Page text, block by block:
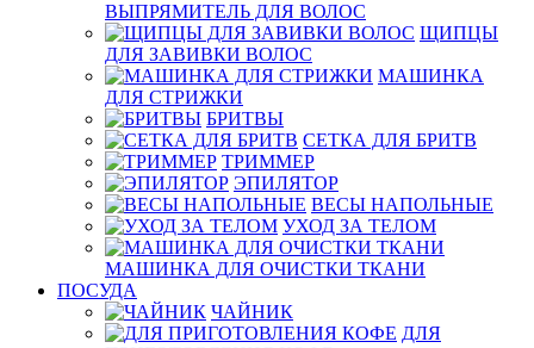
ВЫПРЯМИТЕЛЬ ДЛЯ ВОЛОС
ЩИПЦЫ
ДЛЯ ЗАВИВКИ ВОЛОС
МАШИНКА
ДЛЯ СТРИЖКИ
БРИТВЫ
СЕТКА ДЛЯ БРИТВ
ТРИММЕР
ЭПИЛЯТОР
ВЕСЫ НАПОЛЬНЫЕ
УХОД ЗА ТЕЛОМ
МАШИНКА ДЛЯ ОЧИСТКИ ТКАНИ
ПОСУДА
ЧАЙНИК
ДЛЯ